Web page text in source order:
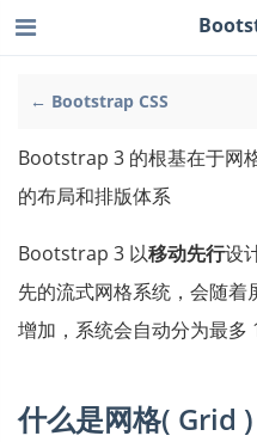
← Bootstrap CSS
Bootstrap 3 的根基在于网
的布局和排版体系
Bootstrap 3 以移动先行设
先的流式网格系统，会随
增加，系统会自动分为最多
什么是网格( Grid )